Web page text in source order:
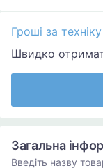
Гроші за техніку
Швидко
Загальна
Введіть назву